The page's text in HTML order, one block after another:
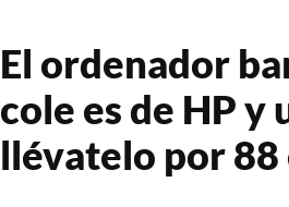
El ordenador
cole es de HP
llévatelo por 88